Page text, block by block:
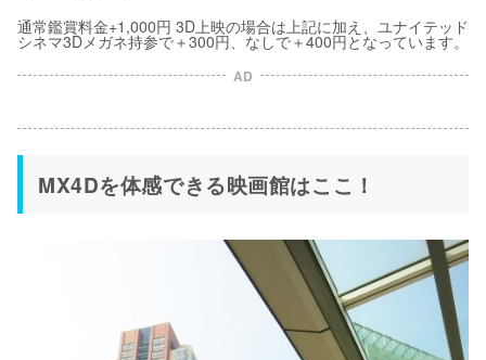
通常鑑賞料金+1,000円 3D上映の場合は上記に加え、ユナイテッド
シネマ3Dメガネ持参で＋300円、なしで＋400円となっています。
AD
MX4Dを体感できる映画館はここ！